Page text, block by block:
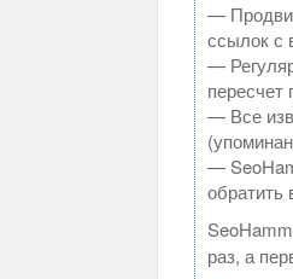
—
ссылок с
—
пересчет
— Все
—
обратить
раз, а